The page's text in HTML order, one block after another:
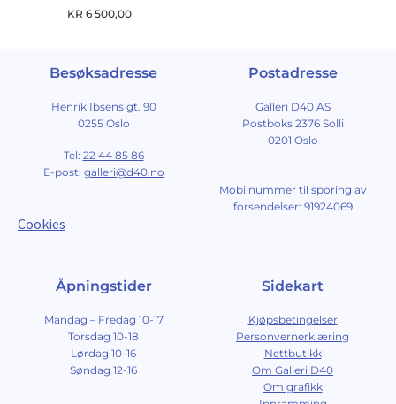
KR 6 500,00
Besøksadresse
Henrik Ibsens gt. 90
0255 Oslo
Tel: 22 44 85 86
E-post: galleri@d40.no
Cookies
Postadresse
Galleri D40 AS
Postboks 2376 Solli
0201 Oslo
Mobilnummer til sporing av
forsendelser: 91924069
Åpningstider
Mandag – Fredag 10-17
Torsdag 10-18
Lørdag 10-16
Søndag 12-16
Sidekart
Kjøpsbetingelser
Personvernerklæring
Nettbutikk
Om Galleri D40
Om grafikk